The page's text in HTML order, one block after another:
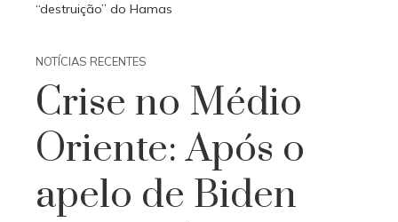
“destruição” do Hamas
NOTÍCIAS RECENTES
Crise no Médio
Oriente: Após o
apelo de Biden